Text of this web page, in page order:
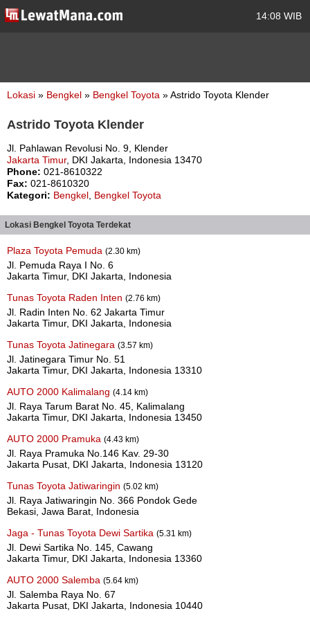
14:08 WIB
Lokasi » Bengkel » Bengkel Toyota » Astrido Toyota Klender
Astrido Toyota Klender
Jl. Pahlawan Revolusi No. 9, Klender
Jakarta Timur, DKI Jakarta, Indonesia 13470
Phone: 021-8610322
Fax: 021-8610320
Kategori: Bengkel Bengkel Toyota
Lokasi Bengkel Toyota Terdekat
Plaza Toyota Pemuda (2.30 km)
Jl. Pemuda Raya I No. 6
Jakarta Timur, DKI Jakarta, Indonesia
Tunas Toyota Raden Inten (2.76 km)
Jl. Radin Inten No. 62 Jakarta Timur
Jakarta Timur, DKI Jakarta, Indonesia
Tunas Toyota Jatinegara (3.57 km)
Jl. Jatinegara Timur No. 51
Jakarta Timur, DKI Jakarta, Indonesia 13310
AUTO 2000 Kalimalang (4.14 km)
Jl. Raya Tarum Barat No. 45, Kalimalang
Jakarta Timur, DKI Jakarta, Indonesia 13450
AUTO 2000 Pramuka (4.43 km)
Jl. Raya Pramuka No.146 Kav. 29-30
Jakarta Pusat, DKI Jakarta, Indonesia 13120
Tunas Toyota Jatiwaringin (5.02 km)
Jl. Raya Jatiwaringin No. 366 Pondok Gede
Bekasi, Jawa Barat, Indonesia
Jaga - Tunas Toyota Dewi Sartika (5.31 km)
Jl. Dewi Sartika No. 145, Cawang
Jakarta Timur, DKI Jakarta, Indonesia 13360
AUTO 2000 Salemba (5.64 km)
Jl. Salemba Raya No. 67
Jakarta Pusat, DKI Jakarta, Indonesia 10440